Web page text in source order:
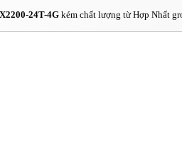
24T-4Gkém chất lượng từ Hợp Nhất